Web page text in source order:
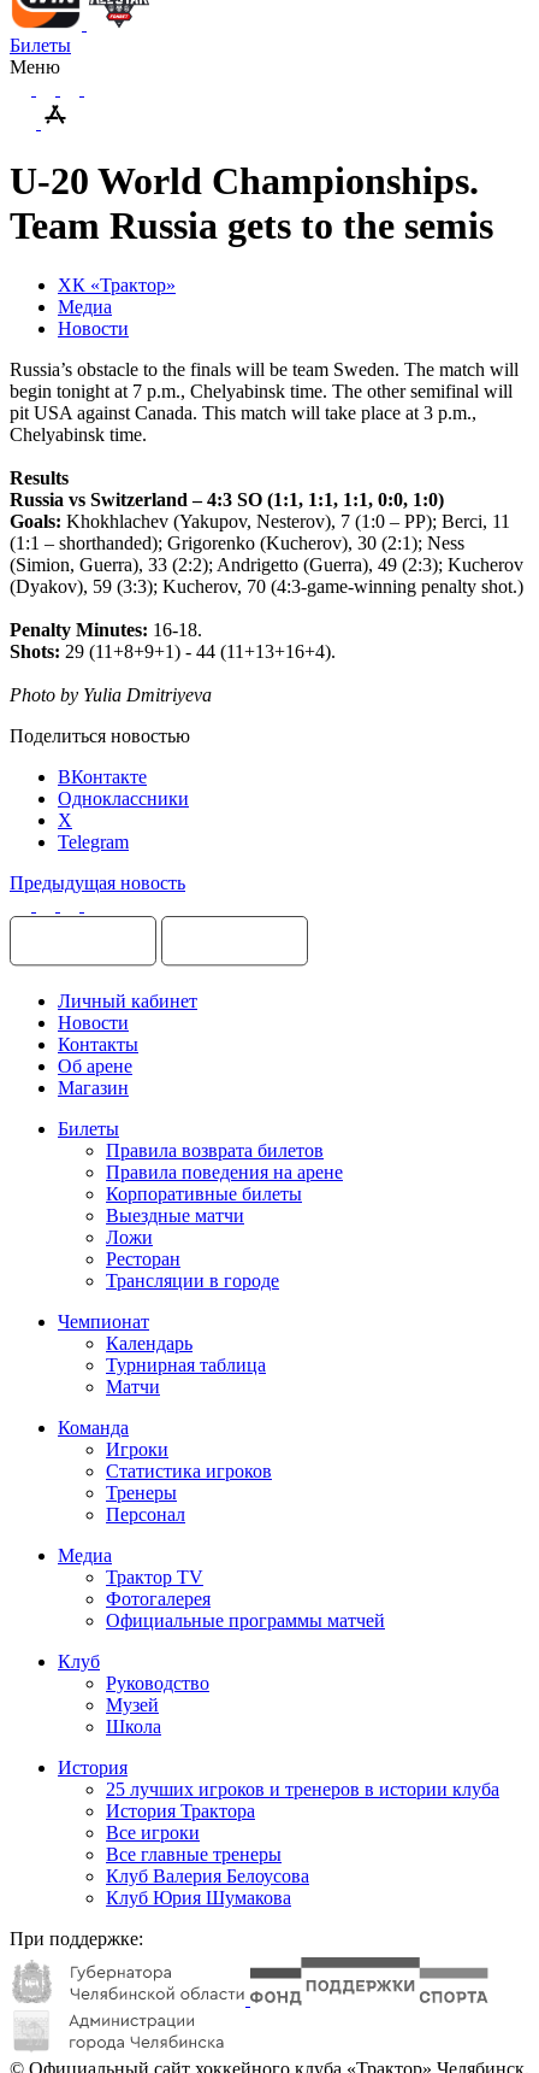
Билеты
Меню
U-20 World Championships.
Team Russia gets to the semis
ХК «Трактор»
Медиа
Новости
Russia’s obstacle to the finals will be team Sweden. The match will
begin tonight at 7 p.m., Chelyabinsk time. The other semifinal will
pit USA against Canada. This match will take place at 3 p.m.,
Chelyabinsk time.
Results
Russia vs Switzerland – 4:3 SO (1:1, 1:1, 1:1, 0:0, 1:0)
Goals: Khokhlachev (Yakupov, Nesterov), 7 (1:0 – PP); Berci, 11
(1:1 – shorthanded); Grigorenko (Kucherov), 30 (2:1); Ness
(Simion, Guerra), 33 (2:2); Andrigetto (Guerra), 49 (2:3); Kucherov
(Dyakov), 59 (3:3); Kucherov, 70 (4:3-game-winning penalty shot.)
Penalty Minutes: 16-18.
Shots: 29 (11+8+9+1) - 44 (11+13+16+4).
Photo by Yulia Dmitriyeva
Поделиться новостью
ВКонтакте
Одноклассники
X
Telegram
Предыдущая новость
Личный кабинет
Новости
Контакты
Об арене
Магазин
Билеты
Правила возврата билетов
Правила поведения на арене
Корпоративные билеты
Выездные матчи
Ложи
Ресторан
Трансляции в городе
Чемпионат
Календарь
Турнирная таблица
Матчи
Команда
Игроки
Статистика игроков
Тренеры
Персонал
Медиа
Трактор TV
Фотогалерея
Официальные программы матчей
Клуб
Руководство
Музей
Школа
История
25 лучших игроков и тренеров в истории клуба
История Трактора
Все игроки
Все главные тренеры
Клуб Валерия Белоусова
Клуб Юрия Шумакова
При поддержке:
© Официальный сайт хоккейного клуба «Трактор» Челябинск.